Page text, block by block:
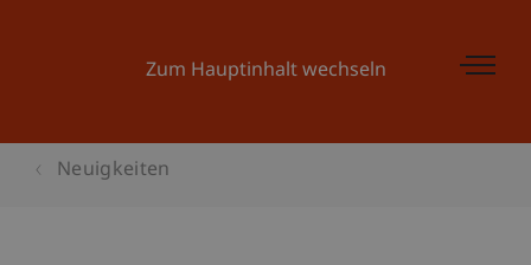
Zum Hauptinhalt wechseln
Neuigkeiten